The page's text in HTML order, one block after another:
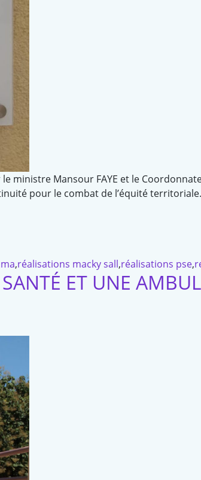
ministre Mansour FAYE et le
pour le combat de l’équité
,réalisations macky sall,réalisations pse,
ET UNE